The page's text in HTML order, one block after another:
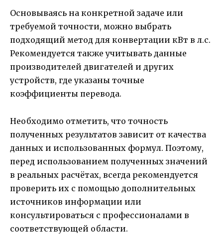
Основываясь на конкретной задаче или
требуемой точности, можно выбрать
подходящий метод для конвертации кВт в л.с.
Рекомендуется также учитывать данные
производителей двигателей и других
устройств, где указаны точные
коэффициенты перевода.
Необходимо отметить, что точность
полученных результатов зависит от качества
данных и использованных формул. Поэтому,
перед использованием полученных значений
в реальных расчётах, всегда рекомендуется
проверить их с помощью дополнительных
источников информации или
консультироваться с профессионалами в
соответствующей области.